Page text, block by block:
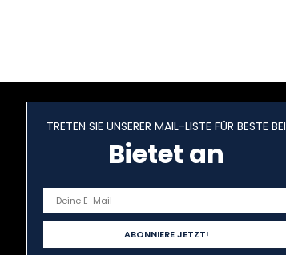
TRETEN SIE UNSERER MAIL-LISTE FÜR BESTE BEI
Bietet an